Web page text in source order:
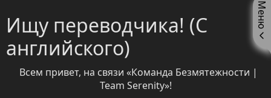
Ищу переводчика! (С
английского)
Всем привет, на связи «Команда Безмятежности |
Team Serenity»!
Меню